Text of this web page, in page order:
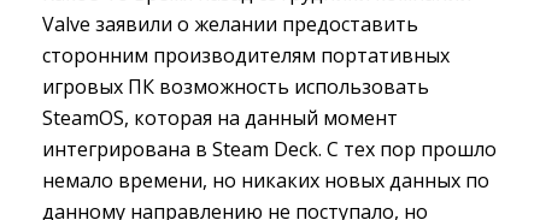
Valve заявили о желании предоставить
сторонним производителям портативных
игровых ПК возможность использовать
SteamOS, которая на данный момент
интегрирована в Steam Deck. С тех пор прошло
немало времени, но никаких новых данных по
данному направлению не поступало, но